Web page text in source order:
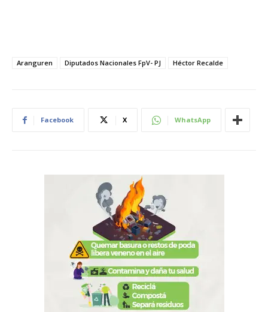
Aranguren Diputados Nacionales FpV- PJ Héctor Recalde
Facebook X WhatsApp